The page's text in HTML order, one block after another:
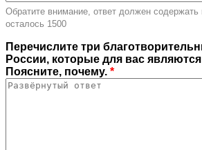
Обратите внимание, ответ должен содержать
осталось 1500
Перечислите три
России, которые для вас
Поясните, почему. *